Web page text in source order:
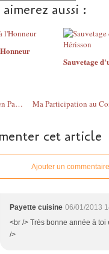
aussi :
Sauvetage
Blog en Pause
cet article
Ajouter un commentaire
Payette cuisine 06/01/2013
<br /> Très bonne année à
/>